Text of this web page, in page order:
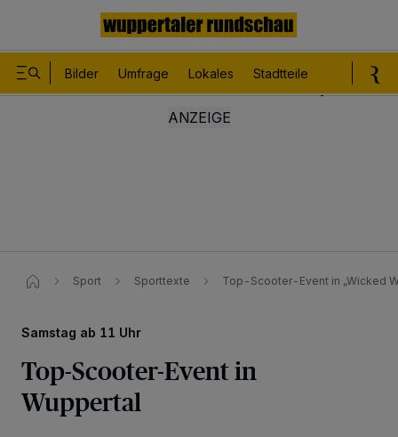
Bilder Umfrage Lokales Stadtteile
Sport Sporttexte Top-Scooter-Event in „Wicked
Samstag ab 11 Uhr
Top-Scooter-Event in
Wuppertal